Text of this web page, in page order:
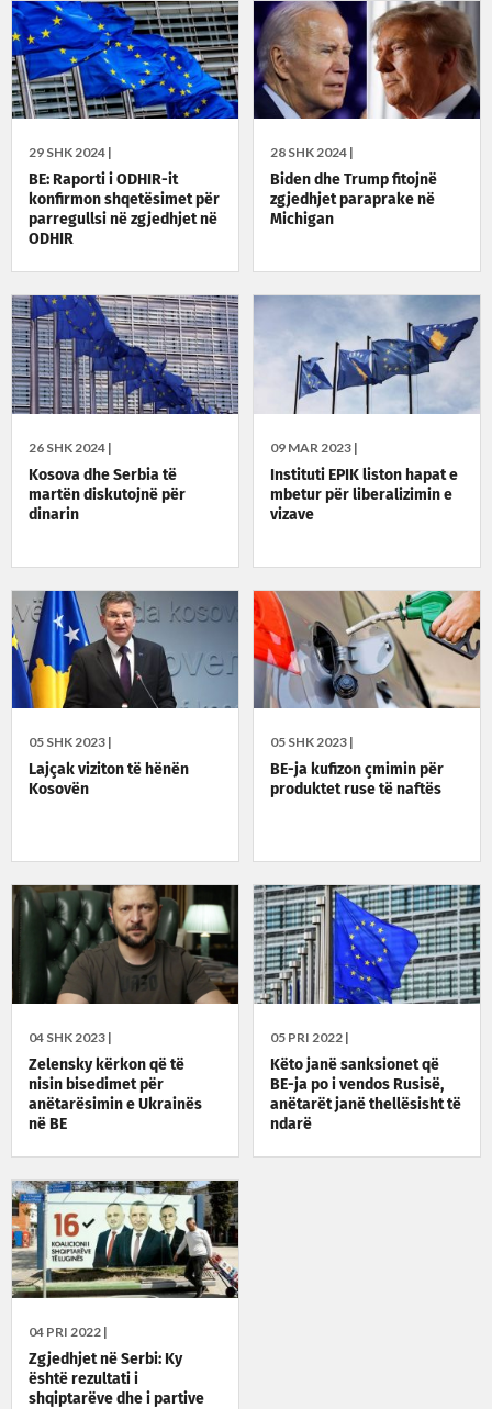
29 SHK 2024 |
BE: Raporti i ODHIR-it
konfirmon shqetësimet për
parregullsi në zgjedhjet në
ODHIR
28 SHK 2024 |
Biden dhe Trump fitojnë
zgjedhjet paraprake në
Michigan
26 SHK 2024 |
Kosova dhe Serbia të
martën diskutojnë për
dinarin
09 MAR 2023 |
Instituti EPIK liston hapat e
mbetur për liberalizimin e
vizave
05 SHK 2023 |
Lajçak viziton të hënën
Kosovën
05 SHK 2023 |
BE-ja kufizon çmimin për
produktet ruse të naftës
04 SHK 2023 |
Zelensky kërkon që të
nisin bisedimet për
anëtarësimin e Ukrainës
në BE
05 PRI 2022 |
Këto janë sanksionet që
BE-ja po i vendos Rusisë,
anëtarët janë thellësisht të
ndarë
04 PRI 2022 |
Zgjedhjet në Serbi: Ky
është rezultati i
shqiptarëve dhe i partive